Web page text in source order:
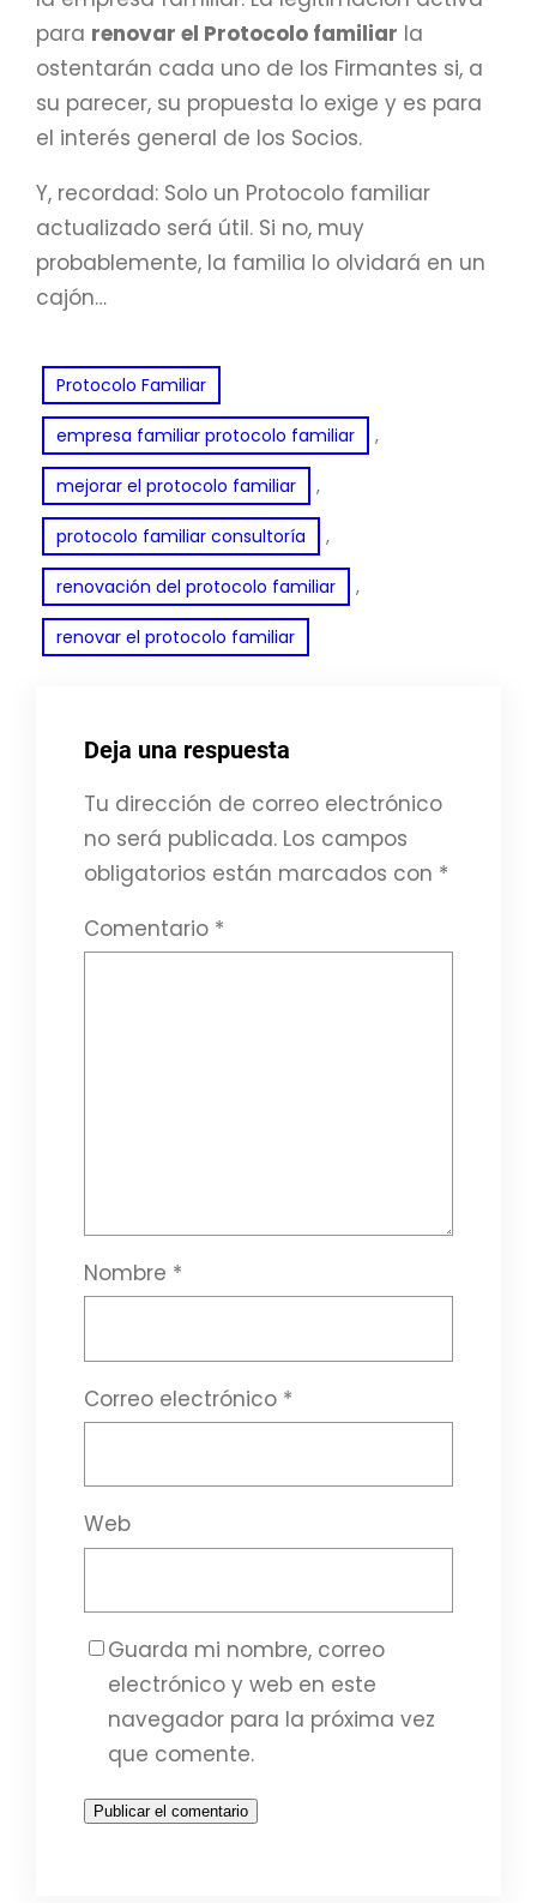
para renovar el Protocolo familiar la
ostentarán cada uno de los Firmantes si, a
su parecer, su propuesta lo exige y es para
el interés general de los Socios.
Y, recordad: Solo un Protocolo familiar
actualizado será útil. Si no, muy
probablemente, la familia lo olvidará en un
cajón…
Protocolo Familiar
empresa familiar protocolo familiar ,
mejorar el protocolo familiar ,
protocolo familiar consultoría ,
renovación del protocolo familiar ,
renovar el protocolo familiar
Deja una respuesta
Tu dirección de correo electrónico
no será publicada. Los campos
obligatorios están marcados con *
Comentario *
Nombre *
Correo electrónico *
Web
Guarda mi nombre, correo
electrónico y web en este
navegador para la próxima vez
que comente.